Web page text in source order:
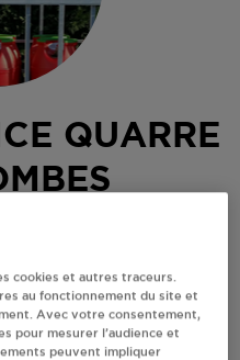
QUARRE
LES TOMBES
de gaz
cookies et autres traceurs.
au fonctionnement du site et
Avec votre consentement,
pour mesurer l’audience et
peuvent impliquer